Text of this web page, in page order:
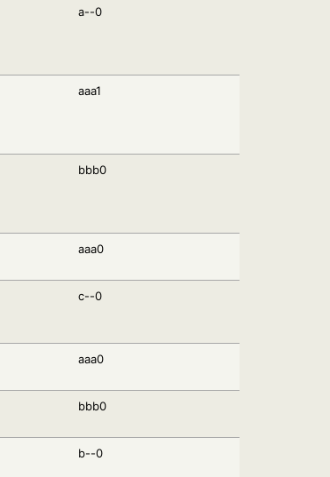
a--0
aaa1
bbb0
aaa0
c--0
aaa0
bbb0
b--0